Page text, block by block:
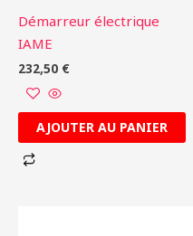
Démarreur électrique
IAME
232,50 €
AJOUTER AU PANIER